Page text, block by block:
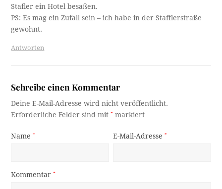
Stafler ein Hotel besaßen.
PS: Es mag ein Zufall sein – ich habe in der Stafflerstraße
gewohnt.
Antworten
Schreibe einen Kommentar
Deine E-Mail-Adresse wird nicht veröffentlicht.
Erforderliche Felder sind mit* markiert
Name* E-Mail-Adresse*
Kommentar*